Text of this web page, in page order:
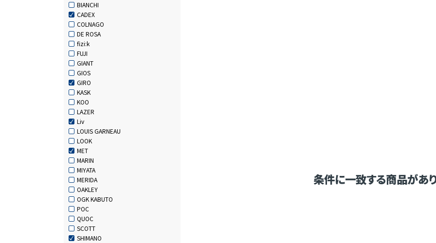
BIANCHI
CADEX
COLNAGO
DE ROSA
fizi:k
FUJI
GIANT
GIOS
GIRO
KASK
KOO
LAZER
Liv
LOUIS GARNEAU
LOOK
MET
MARIN
MIYATA
MERIDA
OAKLEY
OGK KABUTO
POC
QUOC
SCOTT
SHIMANO
条件に一致する商品があ